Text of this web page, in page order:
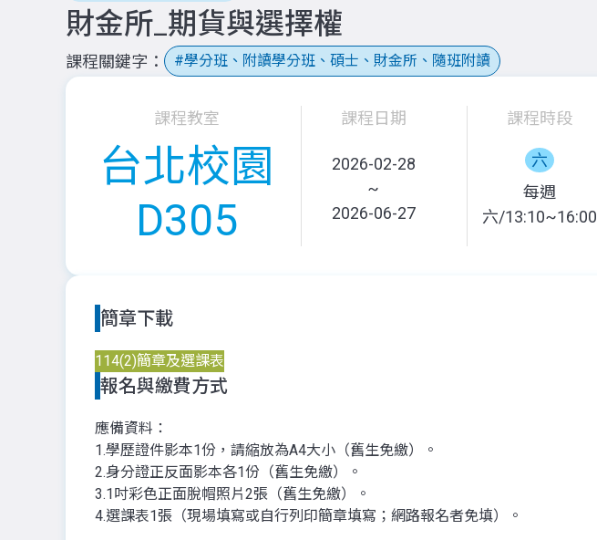
財金所_期貨與選擇權
課程關鍵字 學分班、附讀學分班、碩士、財金所、隨班附讀
課程教室
台北校園
D305
課程日期
2026-02-28
~
2026-06-27
課程時段
六
每週
六/13:10~16:00
簡章下載
114(2)簡章及選課表
報名與繳費方式
應備資料：
1.學歷證件影本1份，請縮放為A4大小（舊生免繳）。
2.身分證正反面影本各1份（舊生免繳）。
3.1吋彩色正面脫帽照片2張（舊生免繳）。
4.選課表1張（現場填寫或自行列印簡章填寫；網路報名者免填）。